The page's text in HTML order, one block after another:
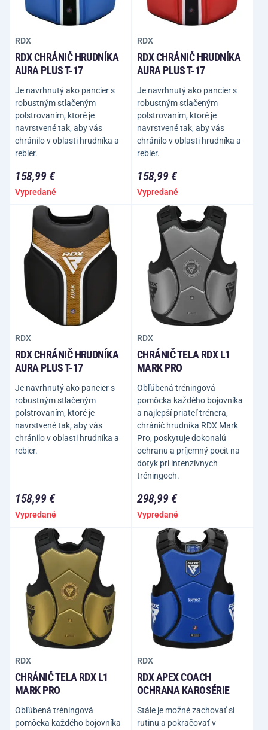
RDX
RDX CHRÁNIČ HRUDNÍKA
AURA PLUS T-17
Je navrhnutý ako pancier s
robustným stlačeným
polstrovaním, ktoré je
navrstvené tak, aby vás
chránilo v oblasti hrudníka a
rebier.
158,99 €
Vypredané
RDX
RDX CHRÁNIČ HRUDNÍKA
AURA PLUS T-17
Je navrhnutý ako pancier s
robustným stlačeným
polstrovaním, ktoré je
navrstvené tak, aby vás
chránilo v oblasti hrudníka a
rebier.
158,99 €
Vypredané
RDX
RDX CHRÁNIČ HRUDNÍKA
AURA PLUS T-17
Je navrhnutý ako pancier s
robustným stlačeným
polstrovaním, ktoré je
navrstvené tak, aby vás
chránilo v oblasti hrudníka a
rebier.
158,99 €
Vypredané
RDX
CHRÁNIČ TELA RDX L1
MARK PRO
Obľúbená tréningová
pomôcka každého bojovníka
a najlepší priateľ trénera,
chránič hrudníka RDX Mark
Pro, poskytuje dokonalú
ochranu a príjemný pocit na
dotyk pri intenzívnych
tréningoch.
298,99 €
Vypredané
RDX
CHRÁNIČ TELA RDX L1
MARK PRO
Obľúbená tréningová
pomôcka každého bojovníka
RDX
RDX APEX COACH
OCHRANA KAROSÉRIE
Stále je možné zachovať si
rutinu a pokračovať v